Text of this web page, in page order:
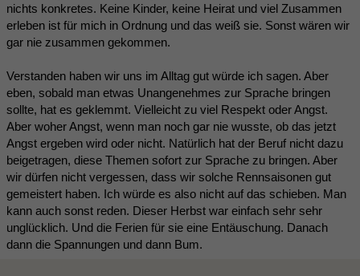
nichts konkretes. Keine Kinder, keine Heirat und viel Zusammen
erleben ist für mich in Ordnung und das weiß sie. Sonst wären wir
gar nie zusammen gekommen.
Verstanden haben wir uns im Alltag gut würde ich sagen. Aber
eben, sobald man etwas Unangenehmes zur Sprache bringen
sollte, hat es geklemmt. Vielleicht zu viel Respekt oder Angst.
Aber woher Angst, wenn man noch gar nie wusste, ob das jetzt
Angst ergeben wird oder nicht. Natürlich hat der Beruf nicht dazu
beigetragen, diese Themen sofort zur Sprache zu bringen. Aber
wir dürfen nicht vergessen, dass wir solche Rennsaisonen gut
gemeistert haben. Ich würde es also nicht auf das schieben. Man
kann auch sonst reden. Dieser Herbst war einfach sehr sehr
unglücklich. Und die Ferien für sie eine Entäuschung. Danach
dann die Spannungen und dann Bum.